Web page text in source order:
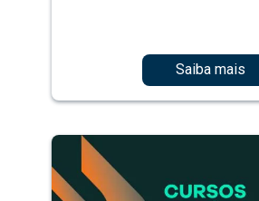
Saiba mais